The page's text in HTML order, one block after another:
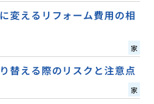
変えるリフォーム費用の相
家
替える際のリスクと注意点
家